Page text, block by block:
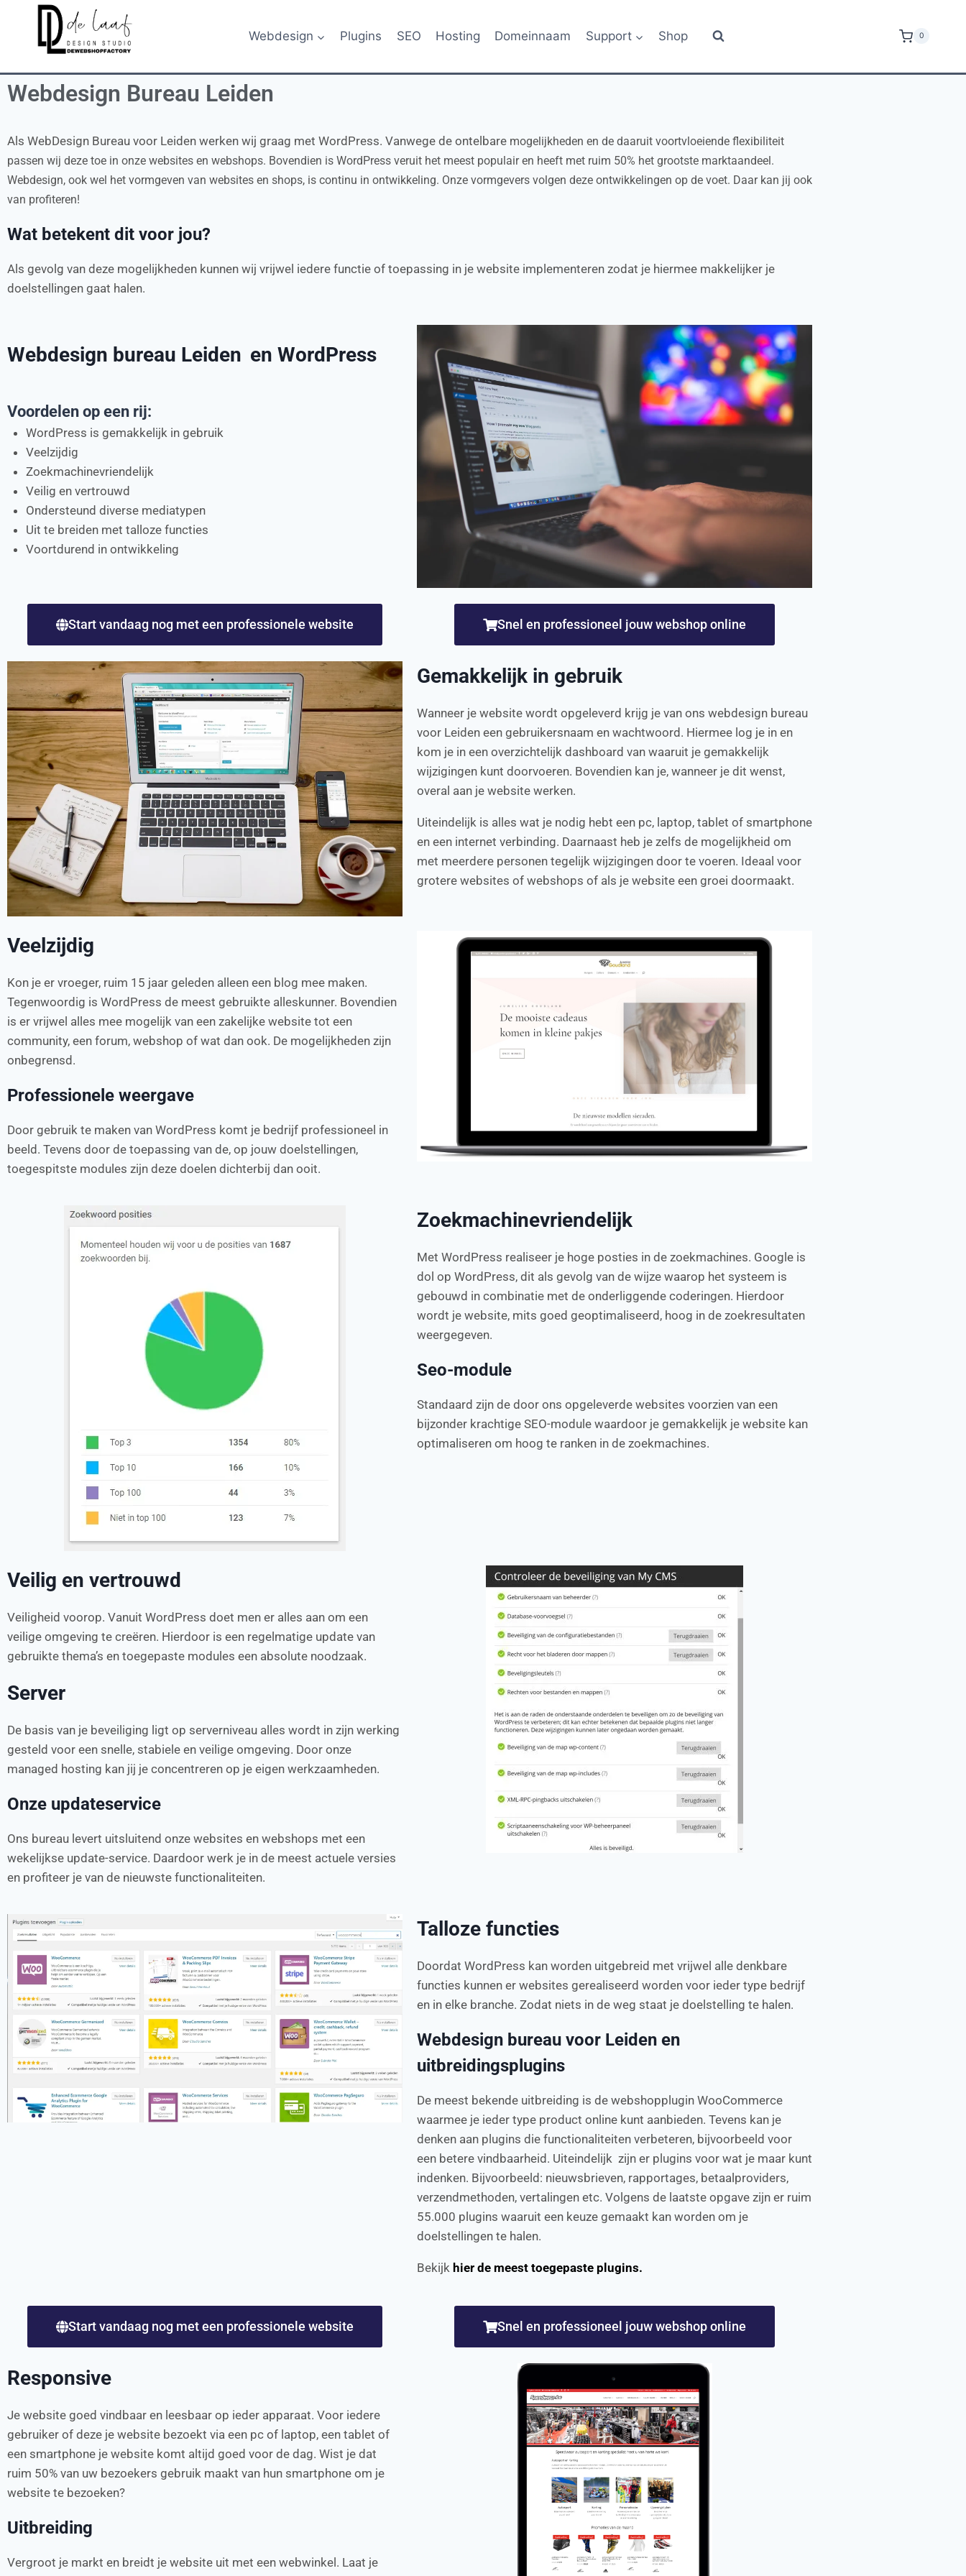
Webdesign Plugins SEO Hosting Domeinnaam Support Shop 0
Webdesign Bureau Leiden
Als WebDesign Bureau voor Leiden werken wij graag met WordPress. Vanwege de ontelbare mogelijkheden en de daaruit voortvloeiende flexibiliteit
passen wij deze toe in onze websites en webshops. Bovendien is WordPress veruit het meest populair en heeft met ruim 50% het grootste marktaandeel.
Webdesign, ook wel het vormgeven van websites en shops, is continu in ontwikkeling. Onze vormgevers volgen deze ontwikkelingen op de voet. Daar kan jij ook
van profiteren!
Wat betekent dit voor jou?
Als gevolg van deze mogelijkheden kunnen wij vrijwel iedere functie of toepassing in je website implementeren zodat je hiermee makkelijker je
doelstellingen gaat halen.
Webdesign bureau Leiden en WordPress
Voordelen op een rij:
WordPress is gemakkelijk in gebruik
Veelzijdig
Zoekmachinevriendelijk
Veilig en vertrouwd
Ondersteund diverse mediatypen
Uit te breiden met talloze functies
Voortdurend in ontwikkeling
Start vandaag nog met een professionele website Snel en professioneel jouw webshop online
Gemakkelijk in gebruik
Wanneer je website wordt opgeleverd krijg je van ons webdesign bureau
voor Leiden een gebruikersnaam en wachtwoord. Hiermee log je in en
kom je in een overzichtelijk dashboard van waaruit je gemakkelijk
wijzigingen kunt doorvoeren. Bovendien kan je, wanneer je dit wenst,
overal aan je website werken.
Uiteindelijk is alles wat je nodig hebt een pc, laptop, tablet of smartphone
en een internet verbinding. Daarnaast heb je zelfs de mogelijkheid om
met meerdere personen tegelijk wijzigingen door te voeren. Ideaal voor
grotere websites of webshops of als je website een groei doormaakt.
Veelzijdig
Kon je er vroeger, ruim 15 jaar geleden alleen een blog mee maken.
Tegenwoordig is WordPress de meest gebruikte alleskunner. Bovendien
is er vrijwel alles mee mogelijk van een zakelijke website tot een
community, een forum, webshop of wat dan ook. De mogelijkheden zijn
onbegrensd.
Professionele weergave
Door gebruik te maken van WordPress komt je bedrijf professioneel in
beeld. Tevens door de toepassing van de, op jouw doelstellingen,
toegespitste modules zijn deze doelen dichterbij dan ooit.
Zoekmachinevriendelijk
Met WordPress realiseer je hoge posties in de zoekmachines. Google is
dol op WordPress, dit als gevolg van de wijze waarop het systeem is
gebouwd in combinatie met de onderliggende coderingen. Hierdoor
wordt je website, mits goed geoptimaliseerd, hoog in de zoekresultaten
weergegeven.
Seo-module
Standaard zijn de door ons opgeleverde websites voorzien van een
bijzonder krachtige SEO-module waardoor je gemakkelijk je website kan
optimaliseren om hoog te ranken in de zoekmachines.
Veilig en vertrouwd
Veiligheid voorop. Vanuit WordPress doet men er alles aan om een
veilige omgeving te creëren. Hierdoor is een regelmatige update van
gebruikte thema’s en toegepaste modules een absolute noodzaak.
Server
De basis van je beveiliging ligt op serverniveau alles wordt in zijn werking
gesteld voor een snelle, stabiele en veilige omgeving. Door onze
managed hosting kan jij je concentreren op je eigen werkzaamheden.
Onze updateservice
Ons bureau levert uitsluitend onze websites en webshops met een
wekelijkse update-service. Daardoor werk je in de meest actuele versies
en profiteer je van de nieuwste functionaliteiten.
Talloze functies
Doordat WordPress kan worden uitgebreid met vrijwel alle denkbare
functies kunnen er websites gerealiseerd worden voor ieder type bedrijf
en in elke branche. Zodat niets in de weg staat je doelstelling te halen.
Webdesign bureau voor Leiden en
uitbreidingsplugins
De meest bekende uitbreiding is de webshopplugin WooCommerce
waarmee je ieder type product online kunt aanbieden. Tevens kan je
denken aan plugins die functionaliteiten verbeteren, bijvoorbeeld voor
een betere vindbaarheid. Uiteindelijk zijn er plugins voor wat je maar kunt
indenken. Bijvoorbeeld: nieuwsbrieven, rapportages, betaalproviders,
verzendmethoden, vertalingen etc. Volgens de laatste opgave zijn er ruim
55.000 plugins waaruit een keuze gemaakt kan worden om je
doelstellingen te halen.
Bekijk hier de meest toegepaste plugins.
Start vandaag nog met een professionele website Snel en professioneel jouw webshop online
Responsive
Je website goed vindbaar en leesbaar op ieder apparaat. Voor iedere
gebruiker of deze je website bezoekt via een pc of laptop, een tablet of
een smartphone je website komt altijd goed voor de dag. Wist je dat
ruim 50% van uw bezoekers gebruik maakt van hun smartphone om je
website te bezoeken?
Uitbreiding
Vergroot je markt en breidt je website uit met een webwinkel. Laat je